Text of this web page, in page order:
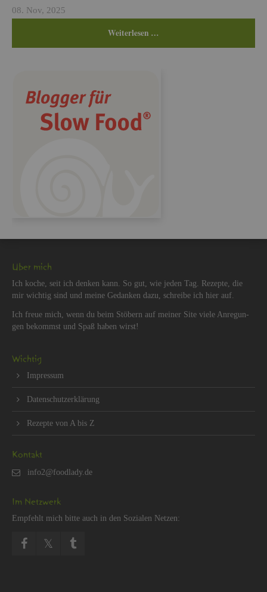
08. Nov, 2025
Wei­ter­le­sen …
Über mich
Ich koche, seit ich den­ken kann. So gut, wie jeden Tag. Re­zep­te, die
mir wich­tig sind und meine Ge­dan­ken dazu, schrei­be ich hier auf.
Ich freue mich, wenn du beim Stö­bern auf mei­ner Site viele An­re­gun­
gen be­kommst und Spaß haben wirst!
Wich­tig
Im­pres­sum
Da­ten­schut­z­er­klä­rung
Re­zep­te von A bis Z
Kon­takt
Im Netz­werk
Emp­fehlt mich bitte auch in den So­zia­len Net­zen: